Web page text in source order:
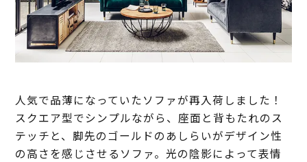
人気で品薄になっていたソファが再入荷しました！
スクエア型でシンプルながら、座面と背もたれのス
テッチと、脚先のゴールドのあしらいがデザイン性
の高さを感じさせるソファ。光の陰影によって表情